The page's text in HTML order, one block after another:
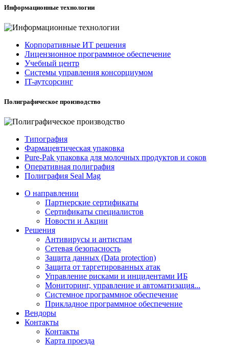
Информационные технологии
Корпоративные ИТ решения
Лицензионное программное обеспечение
Учебный центр
Системы управления консорциумом
IT-аутсорсинг
Полиграфическое производство
Типография
Фармацевтическая упаковка
Pure-Pak упаковка для молочных продуктов и соков
Оперативная полиграфия
Полиграфия Seal Mag
О направлении
Партнерские сертификаты
Сертификаты специалистов
Новости и Акции
Решения
Антивирусы и антиспам
Сетевая безопасность
Защита данных (Data protection)
Защита от таргетированных атак
Управление рисками и инцидентами ИБ
Мониторинг, управление и автоматизация...
Системное программное обеспечение
Прикладное программное обеспечение
Вендоры
Контакты
Контакты
Карта проезда